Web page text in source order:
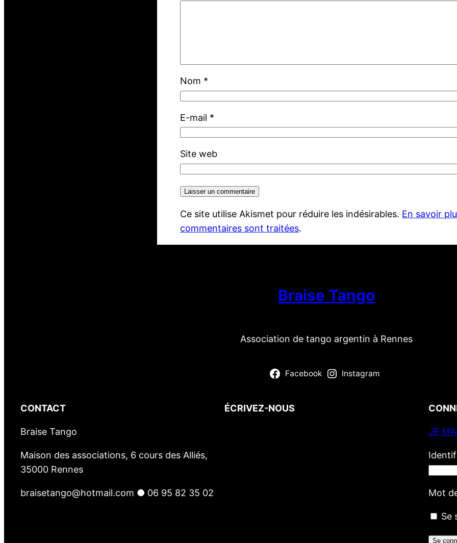
Nom *
E-mail *
Site web
Ce site utilise Akismet pour réduire les indésirables. En savoir
commentaires sont traitées.
Braise Tango
Association de tango argentin à Rennes
Facebook Instagram
CONTACT
Braise Tango
Maison des associations, 6 cours des Alliés,
35000 Rennes
braisetango@hotmail.com ● 06 95 82 35 02
ÉCRIVEZ-NOUS
JE
Mot
Se